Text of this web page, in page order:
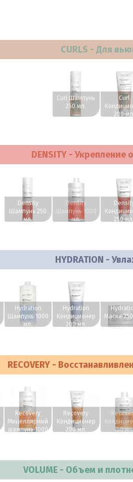
CURLS - Для
www.profhairs.ru
Curl Шампунь
250 мл.
Curl
200
DENSITY - Укрепление
www.profhairs.ru
Density
Шампунь 250
мл.
www.profhairs.ru
Density
Шампунь 1000
мл.
250 мл.
HYDRATION -
www.profhairs.ru
Hydration
Шампунь 1000
мл.
www.profhairs.ru
Hydration
Кондиционер
200 мл.
Маска
RECOVERY -
www.profhairs.ru
Recovery
Мицеллярный
шампунь 1000
www.profhairs.ru
Recovery
Кондиционер
200 мл.
750
VOLUME - Объем и